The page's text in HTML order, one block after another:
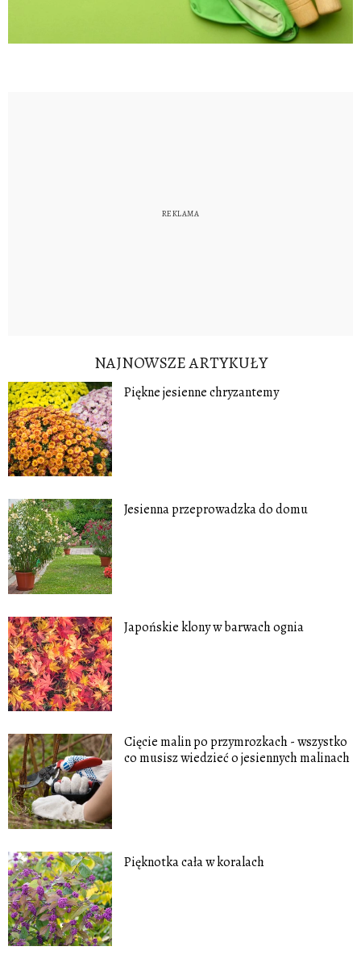
NAJNOWSZE ARTYKUŁY
Piękne jesienne chryzantemy
Jesienna przeprowadzka do domu
Japońskie klony w barwach ognia
Cięcie malin po przymrozkach - wszystko
co musisz wiedzieć o jesiennych malinach
Pięknotka cała w koralach